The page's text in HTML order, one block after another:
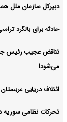
دبیرکل سازمان ملل
حادثه برای بالگرد
تناقض عجیب رئیس
می‌شود!
ائتلاف دریایی
تحرکات نظامی سوریه